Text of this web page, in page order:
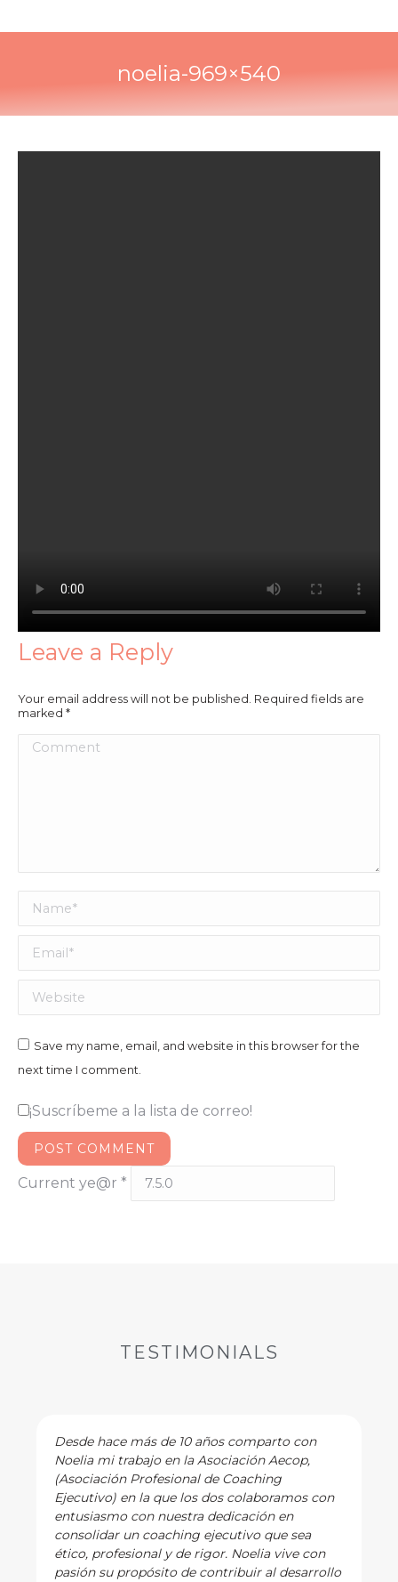
noelia-969×540
Leave a Reply
Your email address will not be published. Required fields are
marked *
Comment
Name *
Email *
Website
Save my name, email, and website in this browser for the
next time I comment.
¡Suscríbeme a la lista de correo!
POST COMMENT
Current ye@r *
TESTIMONIALS
Desde hace más de 10 años comparto con
Noelia mi trabajo en la Asociación Aecop,
(Asociación Profesional de Coaching
Ejecutivo) en la que los dos colaboramos con
entusiasmo con nuestra dedicación en
consolidar un coaching ejecutivo que sea
ético, profesional y de rigor. Noelia vive con
pasión su propósito de contribuir al desarrollo